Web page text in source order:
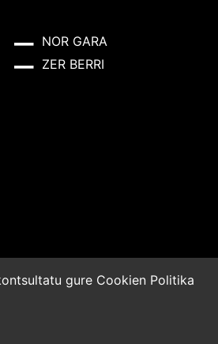
NOR GARA
ZER BERRI
gure Cookien Politika